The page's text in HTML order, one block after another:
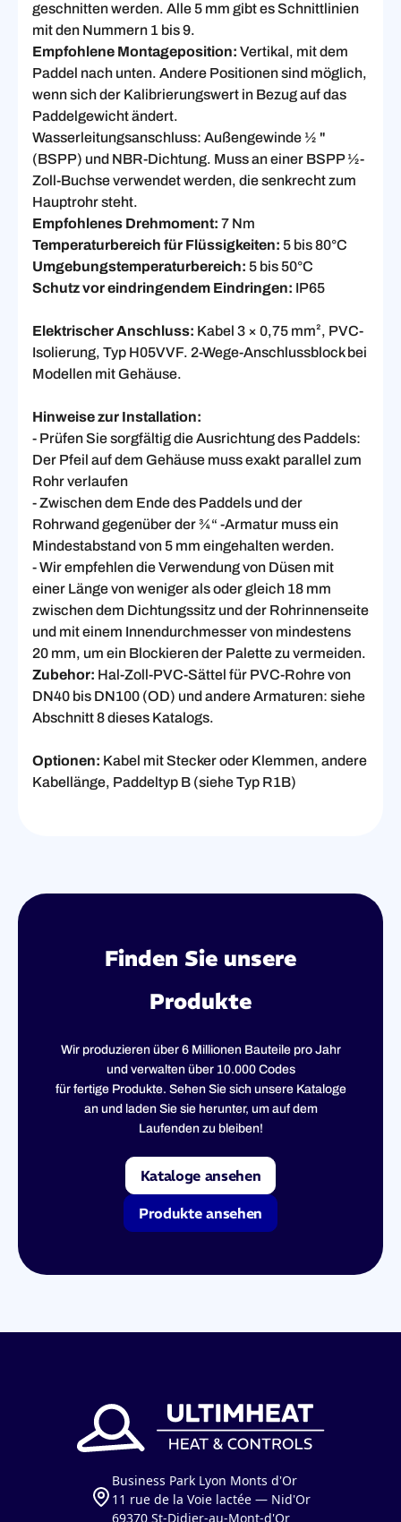
geschnitten werden. Alle 5 mm gibt es Schnittlinien
mit den Nummern 1 bis 9.
Empfohlene Montageposition: Vertikal, mit dem
Paddel nach unten. Andere Positionen sind möglich,
wenn sich der Kalibrierungswert in Bezug auf das
Paddelgewicht ändert.
Wasserleitungsanschluss: Außengewinde ½ "
(BSPP) und NBR-Dichtung. Muss an einer BSPP ½-
Zoll-Buchse verwendet werden, die senkrecht zum
Hauptrohr steht.
Empfohlenes Drehmoment: 7 Nm
Temperaturbereich für Flüssigkeiten: 5 bis 80°C
Umgebungstemperaturbereich: 5 bis 50°C
Schutz vor eindringendem Eindringen: IP65
Elektrischer Anschluss: Kabel 3 × 0,75 mm², PVC-
Isolierung, Typ H05VVF. 2-Wege-Anschlussblock bei
Modellen mit Gehäuse.
Hinweise zur Installation:
- Prüfen Sie sorgfältig die Ausrichtung des Paddels:
Der Pfeil auf dem Gehäuse muss exakt parallel zum
Rohr verlaufen
- Zwischen dem Ende des Paddels und der
Rohrwand gegenüber der ¾“ -Armatur muss ein
Mindestabstand von 5 mm eingehalten werden.
- Wir empfehlen die Verwendung von Düsen mit
einer Länge von weniger als oder gleich 18 mm
zwischen dem Dichtungssitz und der Rohrinnenseite
und mit einem Innendurchmesser von mindestens
20 mm, um ein Blockieren der Palette zu vermeiden.
Zubehor: Hal-Zoll-PVC-Sättel für PVC-Rohre von
DN40 bis DN100 (OD) und andere Armaturen: siehe
Abschnitt 8 dieses Katalogs.
Optionen: Kabel mit Stecker oder Klemmen, andere
Kabellänge, Paddeltyp B (siehe Typ R1B)
Finden Sie unsere
Produkte
Wir produzieren über 6 Millionen Bauteile pro Jahr
und verwalten über 10.000 Codes
für fertige Produkte. Sehen Sie sich unsere Kataloge
an und laden Sie sie herunter, um auf dem
Laufenden zu bleiben!
Kataloge ansehen
Produkte ansehen
Business Park Lyon Monts d'Or
11 rue de la Voie lactée — Nid'Or
69370 St-Didier-au-Mont-d'Or